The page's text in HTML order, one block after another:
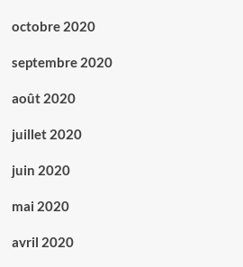
octobre 2020
septembre 2020
août 2020
juillet 2020
juin 2020
mai 2020
avril 2020